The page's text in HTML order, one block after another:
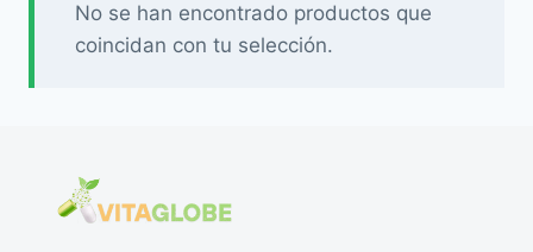
No se han encontrado productos que
coincidan con tu selección.